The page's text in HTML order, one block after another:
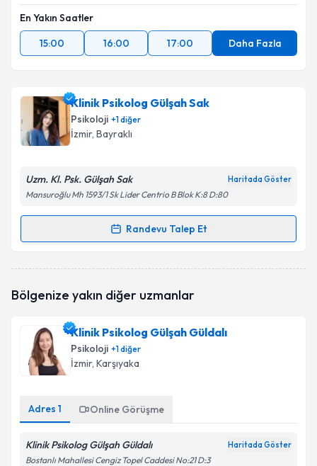
En Yakın Saatler
15:00
16:00 17:00 Daha Fazla
Klinik Psikolog Gülşah Sak
Psikoloji +1diğer
İzmir, Bayraklı
Uzm. Kl. Psk. Gülşah Sak Haritada Göster
Mansuroğlu Mh 1593/1 Sk Lider Centrio B Blok K:8 D:80
Randevu Talep Et
Randevu Takvimi Talebi
talebi oluşturun. Size bu uzmandan randevu almanız
bilgilendireceğiz.
E-posta Adresiniz
Kişisel verilerimin işlenmesine ilişkinAydınlatma
kapsamda işlenmesini kabul ediyorum.
Bölgenize yakın diğer uzmanlar
Klinik Psikolog Gülşah Güldalı
Psikoloji +1diğer
İzmir, Karşıyaka
Adres 1 Online Görüşme
Klinik Psikolog Gülşah Güldalı Haritada Göster
Bostanlı Mahallesi Cengiz Topel Caddesi No:21 D:3